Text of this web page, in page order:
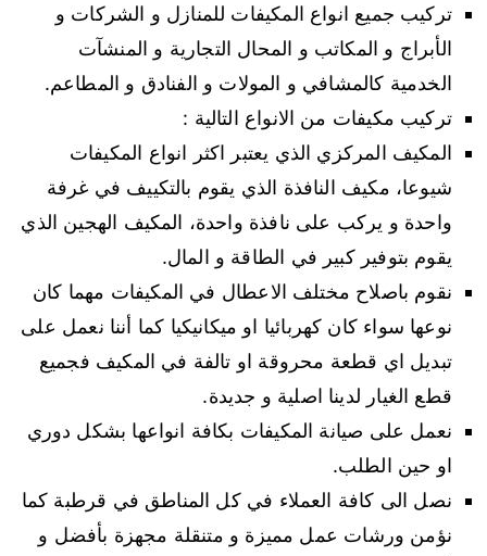
تركيب جميع انواع المكيفات للمنازل و الشركات و
الأبراج و المكاتب و المحال التجارية و المنشآت
الخدمية كالمشافي و المولات و الفنادق و المطاعم.
تركيب مكيفات من الانواع التالية :
المكيف المركزي الذي يعتبر اكثر انواع المكيفات
شيوعا، مكيف النافذة الذي يقوم بالتكييف في غرفة
واحدة و يركب على نافذة واحدة، المكيف الهجين الذي
يقوم بتوفير كبير في الطاقة و المال.
نقوم باصلاح مختلف الاعطال في المكيفات مهما كان
نوعها سواء كان كهربائيا او ميكانيكيا كما أننا نعمل على
تبديل اي قطعة محروقة او تالفة في المكيف فجميع
قطع الغيار لدينا اصلية و جديدة.
نعمل على صيانة المكيفات بكافة انواعها بشكل دوري
او حين الطلب.
نصل الى كافة العملاء في كل المناطق في قرطبة كما
نؤمن ورشات عمل مميزة و متنقلة مجهزة بأفضل و